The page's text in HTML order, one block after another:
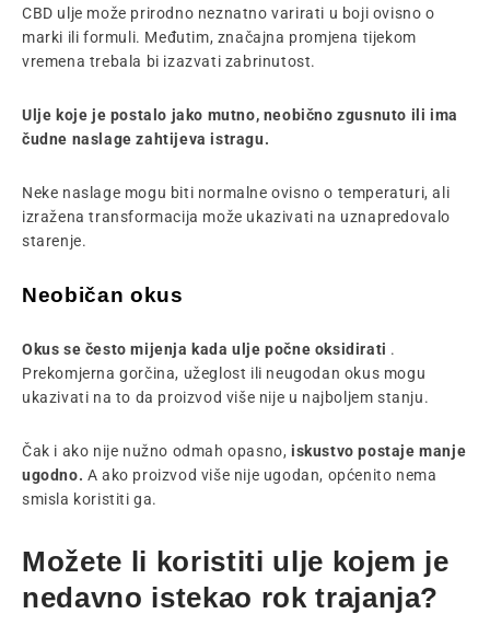
CBD ulje može prirodno neznatno varirati u boji ovisno o
marki ili formuli. Međutim, značajna promjena tijekom
vremena trebala bi izazvati zabrinutost.
Ulje koje je postalo jako mutno, neobično zgusnuto ili ima
čudne naslage zahtijeva istragu.
Neke naslage mogu biti normalne ovisno o temperaturi, ali
izražena transformacija može ukazivati ​​na uznapredovalo
starenje.
Neobičan okus
Okus se često mijenja kada ulje počne oksidirati .
Prekomjerna gorčina, užeglost ili neugodan okus mogu
ukazivati ​​na to da proizvod više nije u najboljem stanju.
Čak i ako nije nužno odmah opasno, iskustvo postaje manje
ugodno. A ako proizvod više nije ugodan, općenito nema
smisla koristiti ga.
Možete li koristiti ulje kojem je
nedavno istekao rok trajanja?